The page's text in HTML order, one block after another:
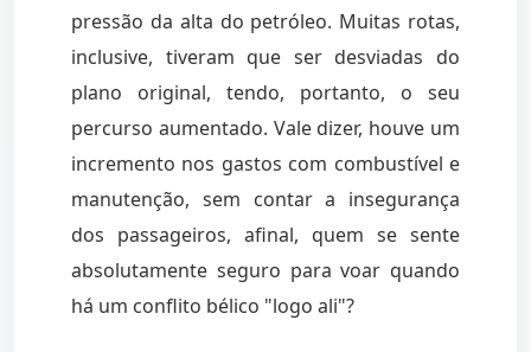
pressão da alta do petróleo. Muitas rotas,
inclusive, tiveram que ser desviadas do
plano original, tendo, portanto, o seu
percurso aumentado. Vale dizer, houve um
incremento nos gastos com combustível e
manutenção, sem contar a insegurança
dos passageiros, afinal, quem se sente
absolutamente seguro para voar quando
há um conflito bélico "logo ali"?